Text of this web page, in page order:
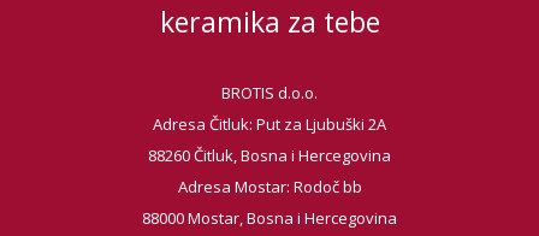
keramika za tebe
BROTIS d.o.o.
Adresa Čitluk: Put za Ljubuški 2A
88260 Čitluk, Bosna i Hercegovina
Adresa Mostar: Rodoč bb
88000 Mostar, Bosna i Hercegovina